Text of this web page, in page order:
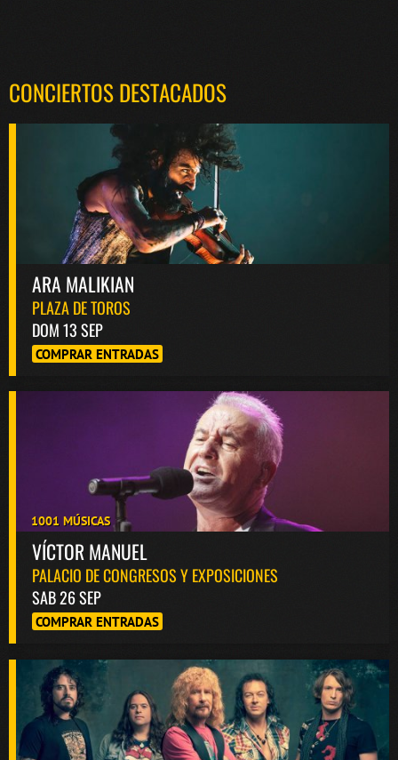
CONCIERTOS DESTACADOS
ARA MALIKIAN
PLAZA DE TOROS
DOM 13 SEP
COMPRAR ENTRADAS
1001 MÚSICAS
VÍCTOR MANUEL
PALACIO DE CONGRESOS Y EXPOSICIONES
SAB 26 SEP
COMPRAR ENTRADAS